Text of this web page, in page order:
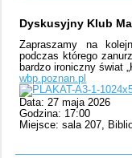
Dyskusyjny Klub
Zapraszamy na
podczas którego
bardzo ironiczny świat
wbp.poznan.pl
Data: 27 maja 2026
Godzina: 17:00
Miejsce: sala 207,